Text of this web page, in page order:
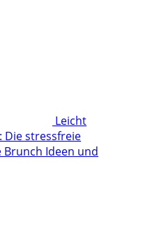
Leicht
Die stressfreie
Brunch Ideen und